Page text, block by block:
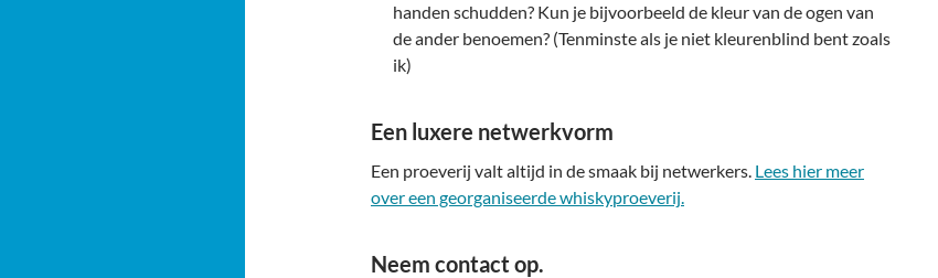
handen schudden? Kun je bijvoorbeeld de kleur van de ogen van
de ander benoemen? (Tenminste als je niet kleurenblind bent zoals
ik)
Een luxere netwerkvorm
Een proeverij valt altijd in de smaak bij netwerkers. Lees hier meer
over een georganiseerde whiskyproeverij.
Neem contact op.